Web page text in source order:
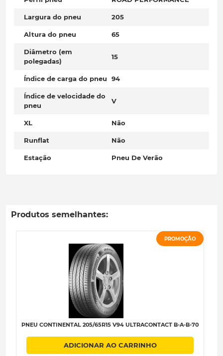
Largura do pneu 205
Altura do pneu 65
Diâmetro (em
polegadas)
15
Índice de carga do pneu 94
Índice de velocidade do
pneu
V
XL Não
Runflat Não
Estação Pneu De Verão
Produtos semelhantes:
PROMOÇÃO
PNEU CONTINENTAL 205/65R15 V94 ULTRACONTACT B-A-B-70
ADICIONAR AO CARRINHO